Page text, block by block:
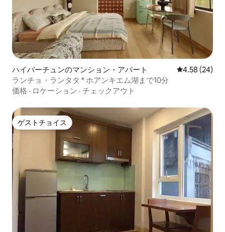
ハイバーチュンのマンション・アパート レビュー24
4.58 (24)
ランチョ・ランタタ * ホアンキエム湖まで10分
価格 · ロケーション · チェックアウト
ゲストチョイス
ゲストチョイス